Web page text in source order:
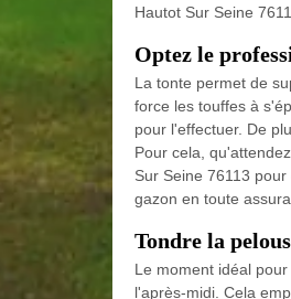
Hautot Sur Seine
Optez le
La tonte permet de
force les touffes à
pour l'effectuer. De
Pour cela,
Sur Seine 76113
gazon en toute
Tondre la
Le moment idéal
l'après-midi. Cela